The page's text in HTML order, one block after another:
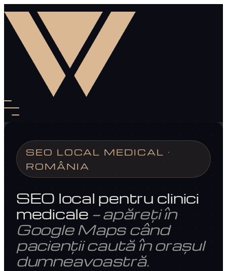
SEO LOCAL MEDICAL ·
ROMÂNIA
SEO local pentru clinici
medicale — apăreți în
Google Maps când
pacienții caută în orașul
dumneavoastră.